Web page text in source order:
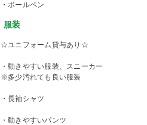
・ボールペン
服装
☆ユニフォーム貸与あり☆
・動きやすい服装、スニーカー
※多少汚れても良い服装
・長袖シャツ
・動きやすいパンツ